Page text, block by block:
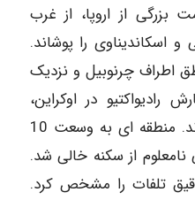
بزرگی از اروپا، از غرب
اسکاندیناوی را پوشاند.
مناطق اطراف چرنوبیل و نزدیک
بارش رادیواکتیو در اوکراین،
بلاروس و روسیه را ترک کردند. منطقه ای به وسعت 10
نامعلوم از سکنه خالی شد.
تلفات را مشخص کرد.